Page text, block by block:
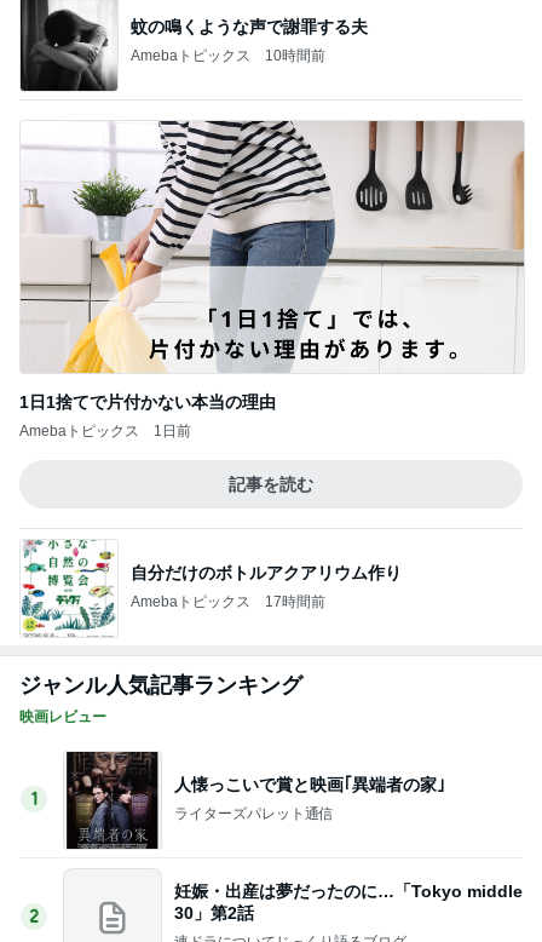
1日1捨てで片付かない本当の理由
Amebaトピックス
記事を読む
Amebaトピックス 17時間前
ジャンル人気記事ランキング
映画レビュー
1
ライターズパレット通信
2
妊娠・出産は夢だったのに…「Tokyo middle
30」第2話
連ドラについてじっくり語るブログ